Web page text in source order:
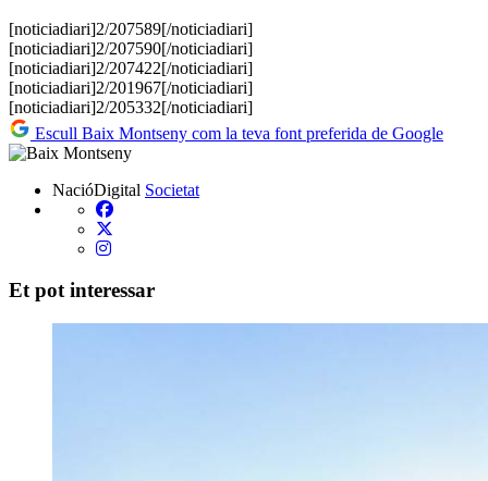
[noticiadiari]2/207589[/noticiadiari]
[noticiadiari]2/207590[/noticiadiari]
[noticiadiari]2/207422[/noticiadiari]
[noticiadiari]2/201967[/noticiadiari]
[noticiadiari]2/205332[/noticiadiari]
Escull Baix Montseny com la teva font preferida de Google
NacióDigital Societat
Et pot interessar